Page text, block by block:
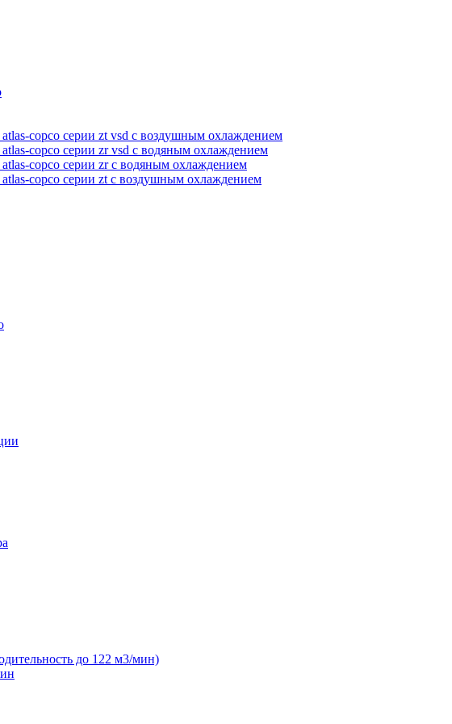
copco серии zt vsd с воздушным охлаждением
copco серии zr vsd с водяным охлаждением
copco серии zr с водяным охлаждением
copco серии zt с воздушным охлаждением
до 122 м3/мин)